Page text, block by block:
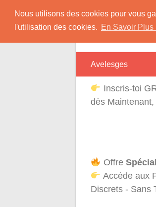
Nous utilisons des cookies pour vous
l'utilisation des cookies. En Savoir Plus
contentRencontrez Une
Avelesges
Inscris-toi
dès
Offre
Accède aux
Discrets - Sans